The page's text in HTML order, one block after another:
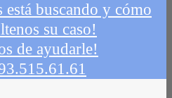
está buscando y cómo
su caso!
de ayudarle!